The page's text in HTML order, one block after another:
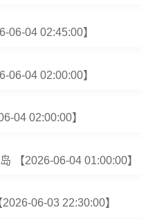
06-04 02:45:00】
06-04 02:00:00】
04 02:00:00】
【2026-06-04 01:00:00】
06-03 22:30:00】